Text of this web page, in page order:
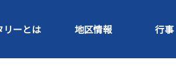
リーとは 地区情報 行